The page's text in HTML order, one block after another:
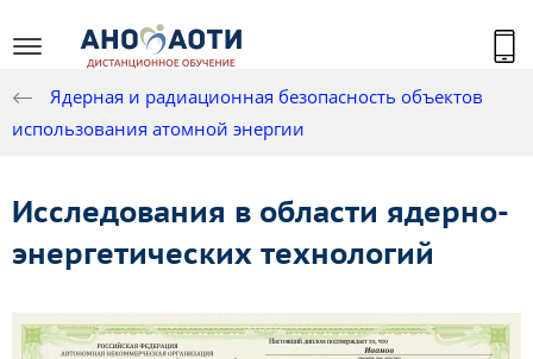
Ядерная и радиационная безопасность объектов
использования атомной энергии
Исследования в области ядерно-
энергетических технологий